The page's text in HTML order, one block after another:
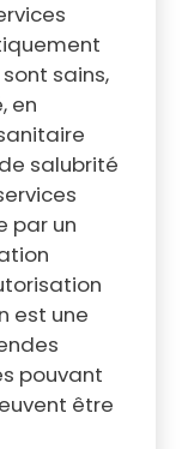
sains,
en
salubrité
par un
est une
pouvant
être